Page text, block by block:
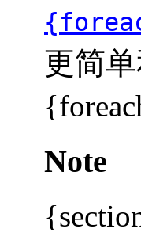
更简
Note